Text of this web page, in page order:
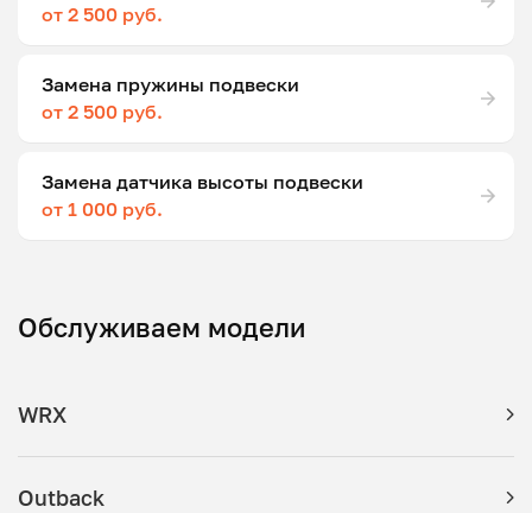
от 2 500 руб.
Замена пружины подвески
от 2 500 руб.
Замена датчика высоты подвески
от 1 000 руб.
Обслуживаем модели
WRX
Outback